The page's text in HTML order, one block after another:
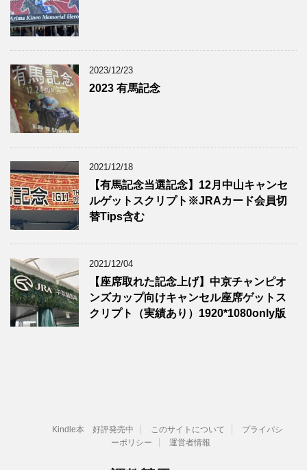
2023/12/23
2023 有馬記念
2021/12/18
【有馬記念当選記念】12月中山キャンセ
ルゲットスクリプト※JRAカード会員切
替Tips含む
2021/12/04
【座席取れた記念上げ】中京チャンピオ
ンズカップ向けキャンセル座席ゲットス
クリプト（実績あり）1920*1080only版
Kindle本 好評発売中 このサイトについて
プライバシ
ーポリシー
運営者情報